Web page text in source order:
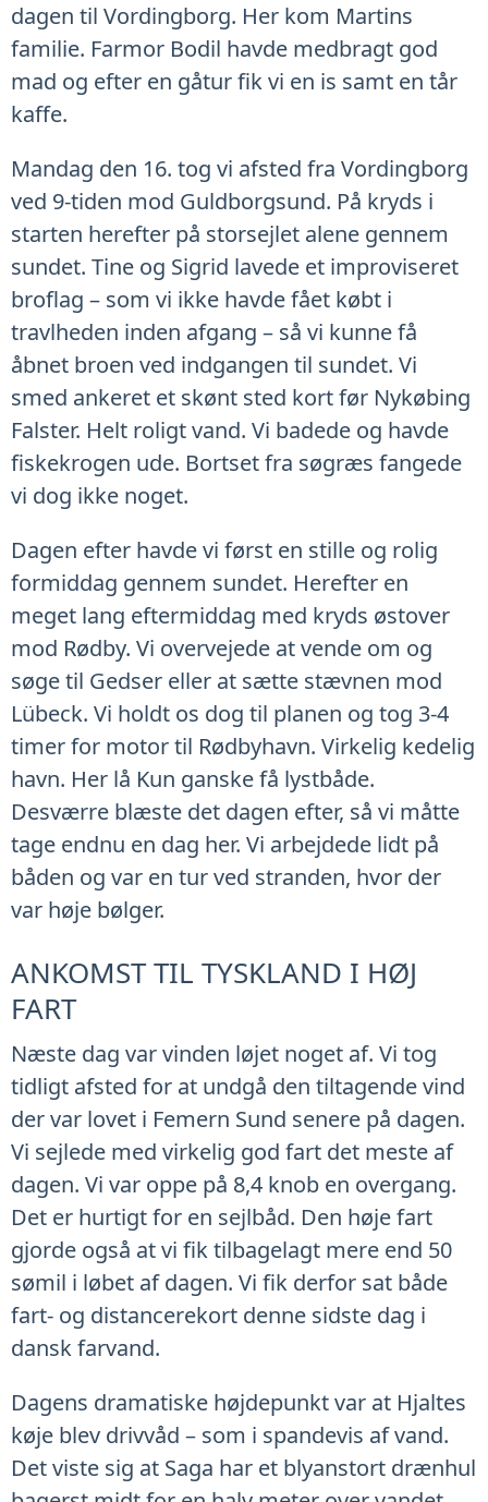
dagen til Vordingborg. Her kom Martins
familie. Farmor Bodil havde medbragt god
mad og efter en gåtur fik vi en is samt en tår
kaffe.
Mandag den 16. tog vi afsted fra Vordingborg
ved 9-tiden mod Guldborgsund. På kryds i
starten herefter på storsejlet alene gennem
sundet. Tine og Sigrid lavede et improviseret
broflag – som vi ikke havde fået købt i
travlheden inden afgang – så vi kunne få
åbnet broen ved indgangen til sundet. Vi
smed ankeret et skønt sted kort før Nykøbing
Falster. Helt roligt vand. Vi badede og havde
fiskekrogen ude. Bortset fra søgræs fangede
vi dog ikke noget.
Dagen efter havde vi først en stille og rolig
formiddag gennem sundet. Herefter en
meget lang eftermiddag med kryds østover
mod Rødby. Vi overvejede at vende om og
søge til Gedser eller at sætte stævnen mod
Lübeck. Vi holdt os dog til planen og tog 3-4
timer for motor til Rødbyhavn. Virkelig kedelig
havn. Her lå Kun ganske få lystbåde.
Desværre blæste det dagen efter, så vi måtte
tage endnu en dag her. Vi arbejdede lidt på
båden og var en tur ved stranden, hvor der
var høje bølger.
ANKOMST TIL TYSKLAND I HØJ
FART
Næste dag var vinden løjet noget af. Vi tog
tidligt afsted for at undgå den tiltagende vind
der var lovet i Femern Sund senere på dagen.
Vi sejlede med virkelig god fart det meste af
dagen. Vi var oppe på 8,4 knob en overgang.
Det er hurtigt for en sejlbåd. Den høje fart
gjorde også at vi fik tilbagelagt mere end 50
sømil i løbet af dagen. Vi fik derfor sat både
fart- og distancerekort denne sidste dag i
dansk farvand.
Dagens dramatiske højdepunkt var at Hjaltes
køje blev drivvåd – som i spandevis af vand.
Det viste sig at Saga har et blyanstort drænhul